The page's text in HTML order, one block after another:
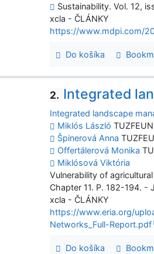
Sustainability. Vol. 12,
xcla - ČLÁNKY
https://www.mdpi.com/
Do košíka
2. Integrated
Integrated landscape
Miklós László
Špinerová Anna
Offertálerová Monika
Miklósová Viktória
Vulnerability of
Chapter 11. P. 182-194. -
xcla - ČLÁNKY
https://www.eria.org/
Networks_Full-Report.pdf
Do košíka